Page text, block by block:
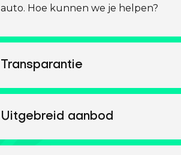
auto. Hoe kunnen we je helpen?
Transparantie
Uitgebreid aanbod